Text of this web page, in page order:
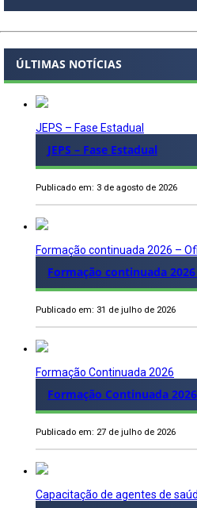
ÚLTIMAS NOTÍCIAS
JEPS – Fase Estadual
JEPS – Fase Estadual
Publicado em: 3 de agosto de 2026
Formação continuada 2026 –
Formação continuada
Publicado em: 31 de julho de 2026
Formação Continuada 2026
Formação Continuada 2026
Publicado em: 27 de julho de 2026
Capacitação de agentes de